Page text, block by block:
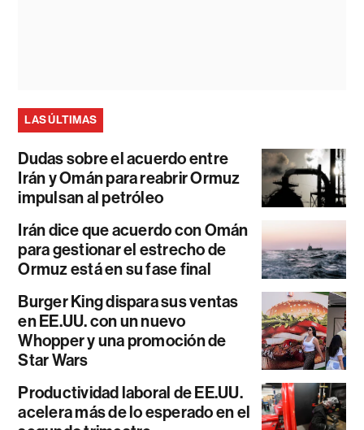
LAS ÚLTIMAS
Dudas sobre el acuerdo entre
Irán y Omán para reabrir Ormuz
impulsan al petróleo
Irán dice que acuerdo con Omán
para gestionar el estrecho de
Ormuz está en su fase final
Burger King dispara sus ventas
en EE.UU. con un nuevo
Whopper y una promoción de
Star Wars
Productividad laboral de EE.UU.
acelera más de lo esperado en el